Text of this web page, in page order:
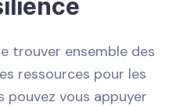
trouver ensemble des
ressources pour les
pouvez vous appuyer